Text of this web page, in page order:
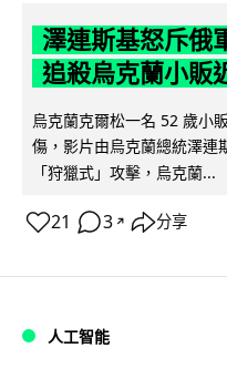
澤連斯基怒斥俄
追殺烏克蘭小販
烏克蘭克爾松一名 52 歲小
傷，影片由烏克蘭總統澤連
「狩獵式」攻擊，烏克蘭...
21 3 ↗ 分享
人工智能